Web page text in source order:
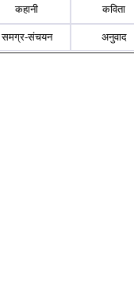
कहानी कविता
समग्र-संचयन अनुवाद